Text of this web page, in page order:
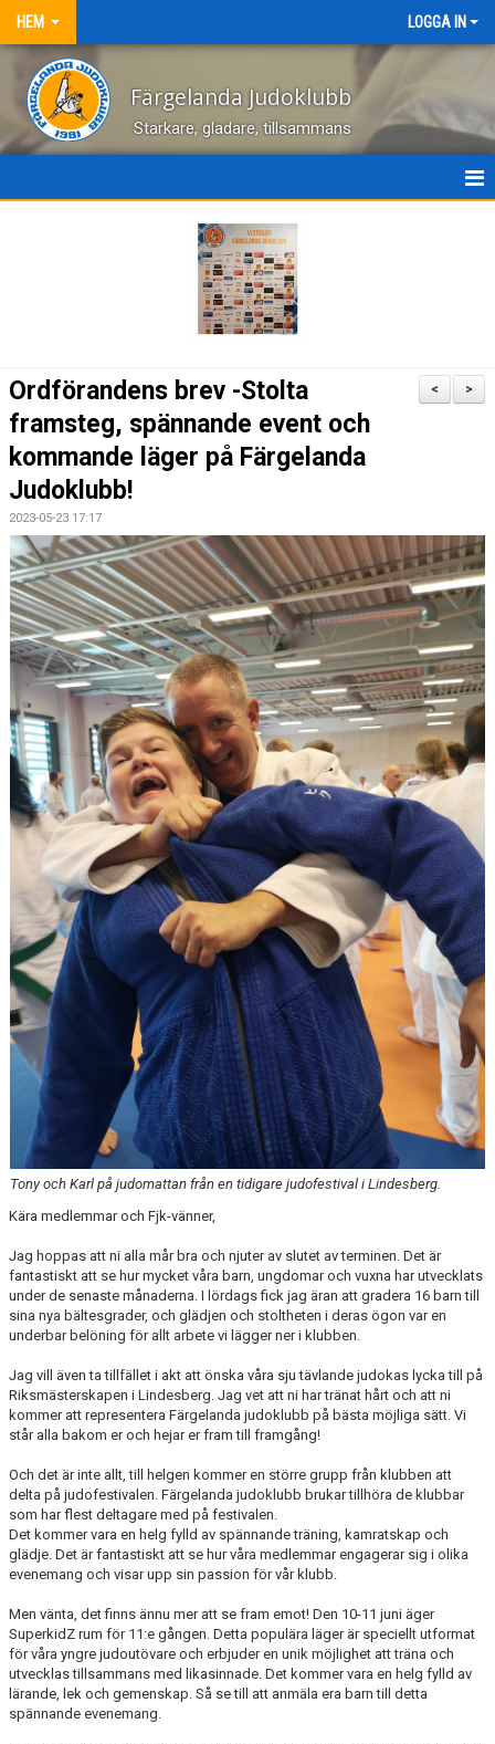
HEM LOGGA IN
Färgelanda Judoklubb
Starkare, gladare, tillsammans
BILDGALLERI
DOKUMENT
OM JUDO
FJK:S YOUTUBE
JAG VILL BÖRJA TRÄNA JUDO
FJK MÖTER FRAMTIDEN
JUDODRAGET 2.0
VI SPONSRAR FJK
INFORMATION KRING TRÄNING OCH COVID-19
>
<
Ordförandens brev -Stolta
framsteg, spännande event och
kommande läger på Färgelanda
Judoklubb!
2023-05-23 17:17
Tony och Karl på judomattan från en tidigare judofestival i Lindesberg.
Kära medlemmar och Fjk-vänner,
Jag hoppas att ni alla mår bra och njuter av slutet av terminen. Det är
fantastiskt att se hur mycket våra barn, ungdomar och vuxna har utvecklats
under de senaste månaderna. I lördags fick jag äran att gradera 16 barn till
sina nya bältesgrader, och glädjen och stoltheten i deras ögon var en
underbar belöning för allt arbete vi lägger ner i klubben.
Jag vill även ta tillfället i akt att önska våra sju tävlande judokas lycka till på
Riksmästerskapen i Lindesberg. Jag vet att ni har tränat hårt och att ni
kommer att representera Färgelanda judoklubb på bästa möjliga sätt. Vi
står alla bakom er och hejar er fram till framgång!
Och det är inte allt, till helgen kommer en större grupp från klubben att
delta på judofestivalen. Färgelanda judoklubb brukar tillhöra de klubbar
som har flest deltagare med på festivalen.
Det kommer vara en helg fylld av spännande träning, kamratskap och
glädje. Det är fantastiskt att se hur våra medlemmar engagerar sig i olika
evenemang och visar upp sin passion för vår klubb.
Men vänta, det finns ännu mer att se fram emot! Den 10-11 juni äger
SuperkidZ rum för 11:e gången. Detta populära läger är speciellt utformat
för våra yngre judoutövare och erbjuder en unik möjlighet att träna och
utvecklas tillsammans med likasinnade. Det kommer vara en helg fylld av
lärande, lek och gemenskap. Så se till att anmäla era barn till detta
spännande evenemang.